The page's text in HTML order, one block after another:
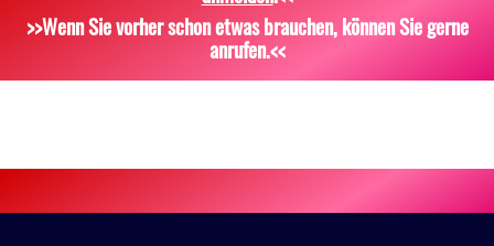
>>Wenn Sie vorher schon etwas brauchen, können Sie gerne
anrufen.<<